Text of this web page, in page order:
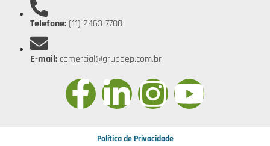
Telefone: (11) 2463-7700
E-mail: comercial@grupoep.com.br
Política de Privacidade